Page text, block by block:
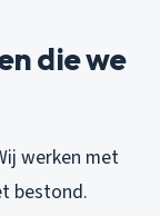
die we
werken met
bestond.